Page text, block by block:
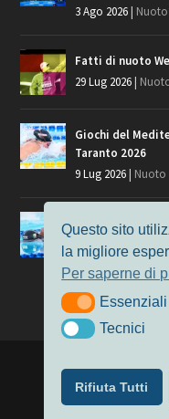
3 Ago 2026|
Fatti di nuoto
29 Lug 2026|
Giochi del
Taranto 2026
9 Lug 2026| Nuoto
Europei di
7 Lug 2026
Nuoto
Nuoto
MasterS
Questo sito
la migliore
Per saperne di
EssenzialiEssenziali
TecniciTecnici
Rifiuta Tutti